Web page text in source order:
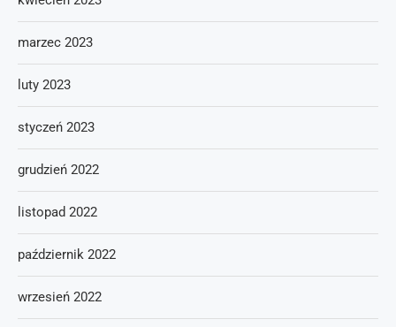
marzec 2023
luty 2023
styczeń 2023
grudzień 2022
listopad 2022
październik 2022
wrzesień 2022